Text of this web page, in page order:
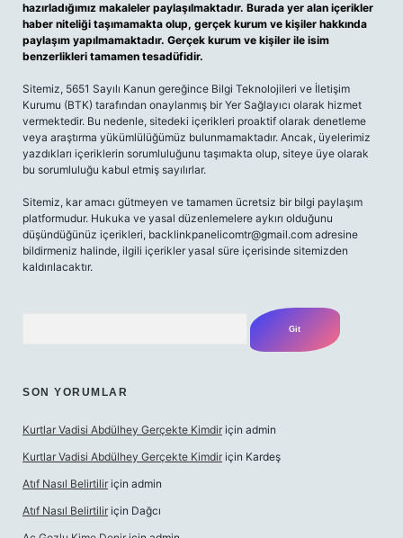
hazırladığımız makaleler paylaşılmaktadır. Burada yer alan içerikler
haber niteliği taşımamakta olup, gerçek kurum ve kişiler hakkında
paylaşım yapılmamaktadır. Gerçek kurum ve kişiler ile isim
benzerlikleri tamamen tesadüfidir.
Sitemiz, 5651 Sayılı Kanun gereğince Bilgi Teknolojileri ve İletişim
Kurumu (BTK) tarafından onaylanmış bir Yer Sağlayıcı olarak hizmet
vermektedir. Bu nedenle, sitedeki içerikleri proaktif olarak denetleme
veya araştırma yükümlülüğümüz bulunmamaktadır. Ancak, üyelerimiz
yazdıkları içeriklerin sorumluluğunu taşımakta olup, siteye üye olarak
bu sorumluluğu kabul etmiş sayılırlar.
Sitemiz, kar amacı gütmeyen ve tamamen ücretsiz bir bilgi paylaşım
platformudur. Hukuka ve yasal düzenlemelere aykırı olduğunu
düşündüğünüz içerikleri, backlinkpanelicomtr@gmail.com adresine
bildirmeniz halinde, ilgili içerikler yasal süre içerisinde sitemizden
kaldırılacaktır.
SON YORUMLAR
Kurtlar Vadisi Abdülhey Gerçekte Kimdir için admin
Kurtlar Vadisi Abdülhey Gerçekte Kimdir için Kardeş
Atıf Nasıl Belirtilir için admin
Atıf Nasıl Belirtilir için Dağcı